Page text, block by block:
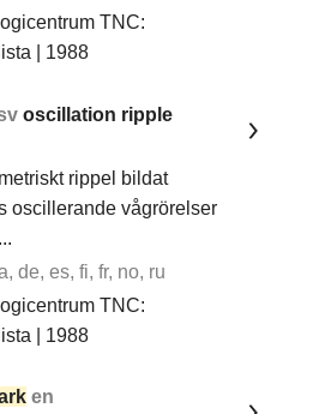
TNC:
| 1988
oscillation ripple
rippel bildat
oscillerande vågrörelser
de, es, fi, fr, no, ru
TNC:
| 1988
en